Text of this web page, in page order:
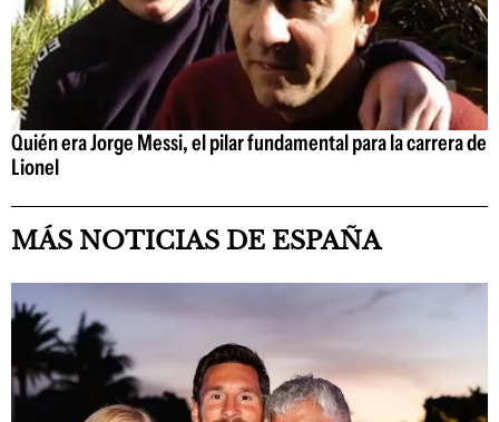
Quién era Jorge Messi, el pilar fundamental para la carrera de
Lionel
MÁS NOTICIAS DE ESPAÑA